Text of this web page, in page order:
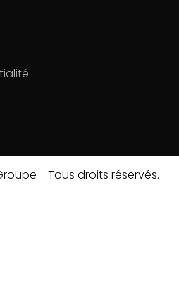
- Tous droits réservés.